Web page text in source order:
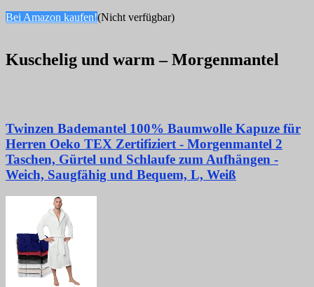
Bei Amazon kaufen!(Nicht verfügbar)
Kuschelig und warm – Morgenmantel
Twinzen Bademantel 100% Baumwolle Kapuze für
Herren Oeko TEX Zertifiziert - Morgenmantel 2
Taschen, Gürtel und Schlaufe zum Aufhängen -
Weich, Saugfähig und Bequem, L, Weiß